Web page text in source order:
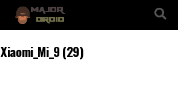
Xiaomi_Mi_9 (29)